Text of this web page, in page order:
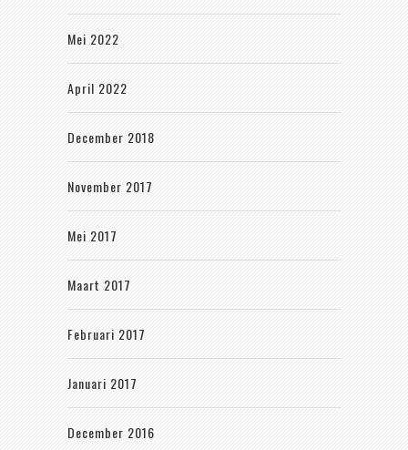
Mei 2022
April 2022
December 2018
November 2017
Mei 2017
Maart 2017
Februari 2017
Januari 2017
December 2016